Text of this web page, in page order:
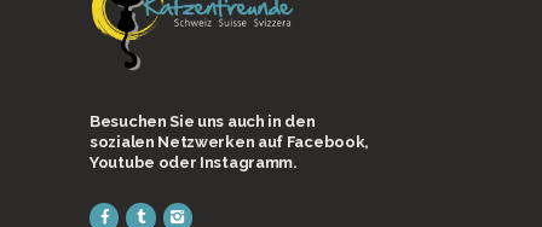
Besuchen Sie uns auch in den
sozialen Netzwerken auf Facebook,
Youtube oder Instagramm.